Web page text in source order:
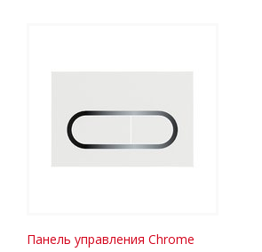
Панель управления Chrome